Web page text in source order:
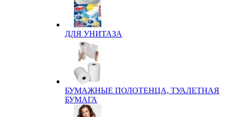
ДЛЯ УНИТАЗА
БУМАЖНЫЕ ПОЛОТЕНЦА, ТУАЛЕТНАЯ
БУМАГА